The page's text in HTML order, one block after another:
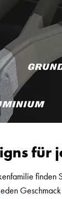
für
finden